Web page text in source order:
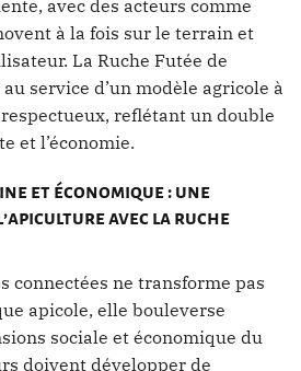
avec des acteurs comme
à la fois sur le terrain et
La Ruche Futée de
service d’un modèle agricole à
reflétant un double
et l’économie.
et économique : une
avec la ruche
connectées ne transforme pas
apicole, elle bouleverse
sociale et économique du
doivent développer de